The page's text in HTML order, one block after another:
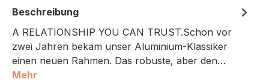
Beschreibung
A RELATIONSHIP YOU CAN TRUST.Schon vor
zwei Jahren bekam unser Aluminium-Klassiker
einen neuen Rahmen. Das robuste, aber den…
Mehr